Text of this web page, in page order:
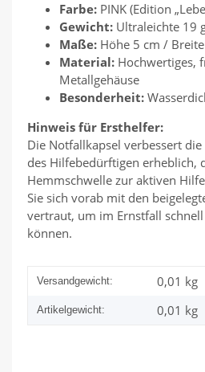
Farbe:PINK (Edition
Gewicht:Ultraleichte 19
Maße:Höhe 5 cm /
Material:Hochwertiges,
Metallgehäuse
Besonderheit:
Hinweis für Ersthelfer:
Die Notfallkapsel verbessert
des Hilfebedürftigen erheblich,
Hemmschwelle zur aktiven
Sie sich vorab mit den
vertraut, um im Ernstfall
können.
Versandgewicht: 0,01 kg
Artikelgewicht: 0,01 kg